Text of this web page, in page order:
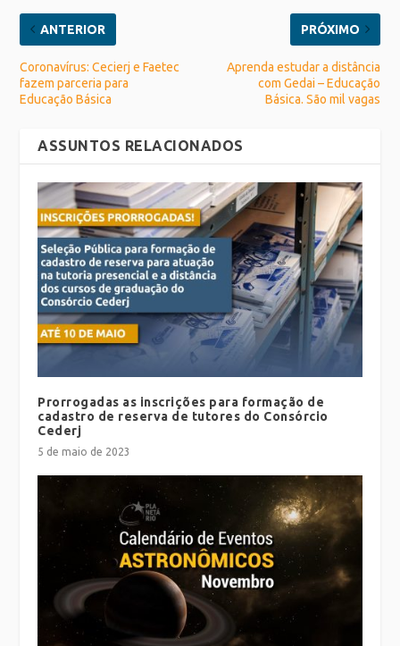
ANTERIOR
Coronavírus: Cecierj e Faetec
fazem parceria para
Educação Básica
PRÓXIMO
Aprenda estudar a distância
com Gedai – Educação
Básica. São mil vagas
ASSUNTOS RELACIONADOS
Prorrogadas as inscrições para formação de
cadastro de reserva de tutores do Consórcio
Cederj
5 de maio de 2023